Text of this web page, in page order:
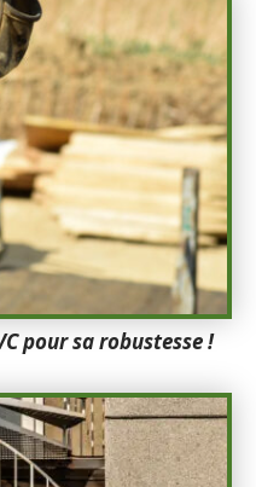
pour sa robustesse !